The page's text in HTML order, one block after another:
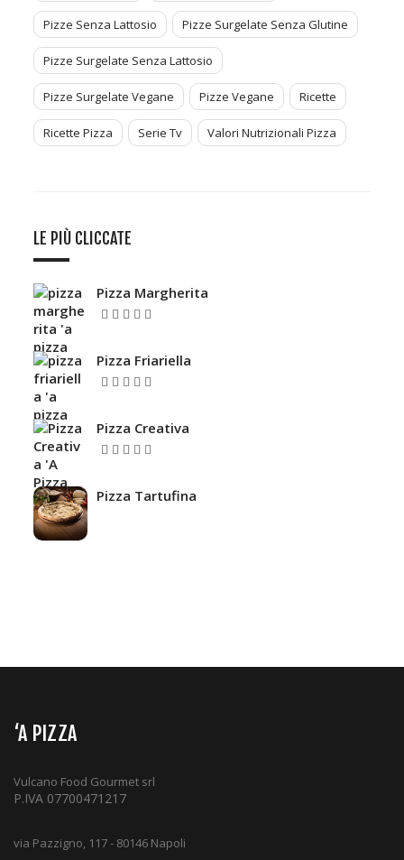
Pizze Senza Lattosio Pizze Surgelate Senza Glutine
Pizze Surgelate Senza Lattosio
Pizze Surgelate Vegane Pizze Vegane Ricette
Ricette Pizza Serie Tv Valori Nutrizionali Pizza
LE PIÙ CLICCATE
Pizza Margherita
Pizza Friariella
Pizza Creativa
Pizza Tartufina
‘A PIZZA
Vulcano Food Gourmet srl
P.IVA 07700471217
via Pazzigno, 117 - 80146 Napoli